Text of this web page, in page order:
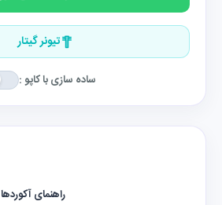
تیونر گیتار
ساده سازی با کاپو :
راهنمای آکوردها